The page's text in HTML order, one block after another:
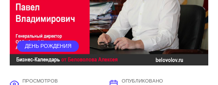
ДЕНЬ РОЖДЕНИЯ
ПРОСМОТРОВ ОПУБЛИКОВАНО